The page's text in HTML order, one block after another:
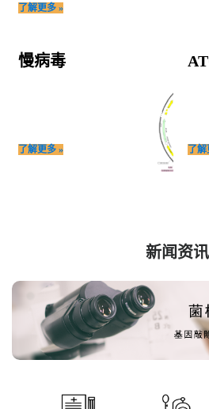
了解更多 »
慢病毒
为基础发展起来的基因治疗载体,属于
了解更多 »
了解
新闻资讯